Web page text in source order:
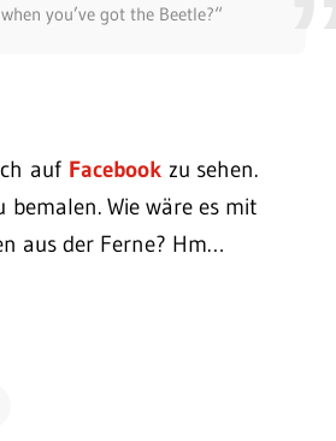
you’ve got the Beetle?“
auf Facebookzu sehen.
Wie wäre es mit
aus der Ferne? Hm…